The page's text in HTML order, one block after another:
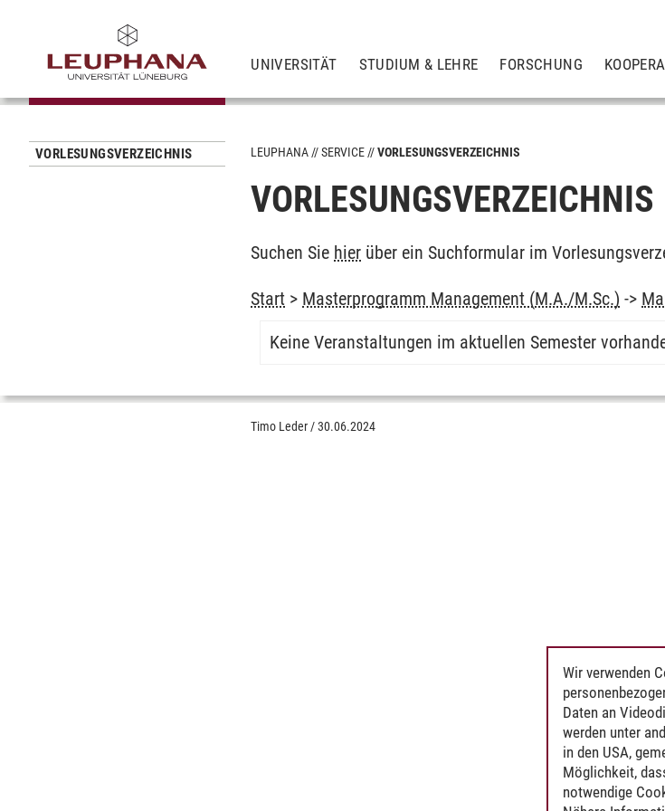
UNIVERSITÄT STUDIUM & LEHRE FORSCHUNG
VORLESUNGSVERZEICHNIS LEUPHANA SERVICE VORLESUNGSVERZEICHNIS
VORLESUNGSVERZEICHNIS
Suchen Sie hier über ein Suchformular im
Start > Masterprogramm Management (M.A./M.Sc.) ->
Keine Veranstaltungen im aktuellen Semester
Timo Leder /30.06.2024
Wir verwenden
Daten an
werden unter
in den USA,
Möglichkeit,
notwendige